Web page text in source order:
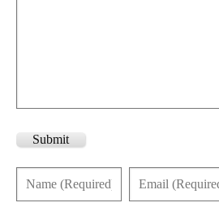
Submit